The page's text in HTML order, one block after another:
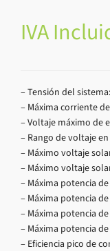
IVA
– Tensión del
– Máxima corriente
– Voltaje máximo de
– Rango de voltaje en
– Máximo voltaje
– Máximo voltaje
– Máxima potencia
– Máxima potencia
– Máxima potencia
– Máxima potencia
– Eficiencia pico de